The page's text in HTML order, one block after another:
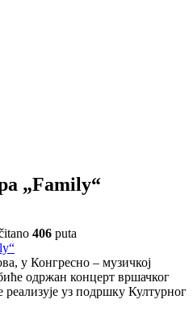
„Family“
406 puta
у Конгресно – музичкој
одржан концерт вршачког
реализује уз подршку Културног